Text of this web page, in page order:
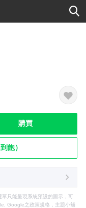
購買
飽）
只能呈現系統預設的圖示，可
Google之政策規格，主題小舖